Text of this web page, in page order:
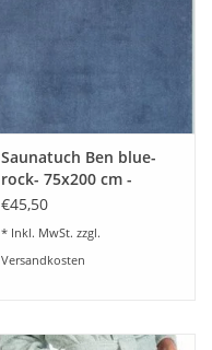
Saunatuch Ben blue-
rock- 75x200 cm -
€45,50
* Inkl. MwSt. zzgl.
Versandkosten